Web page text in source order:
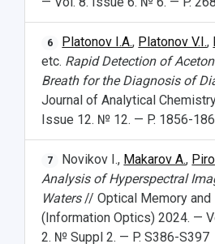
6 Platonov I.A., Platonov V.I.,
etc. Rapid Detection of
Breath for the Diagnosis of
Journal of Analytical
Issue 12. № 12. — P. 1856-
7 Novikov I., Makarov A.,
Analysis of Hyperspectral
Waters// Optical Memory and
(Information Optics) 2024. —
2. № Suppl 2. — P. S386-S397